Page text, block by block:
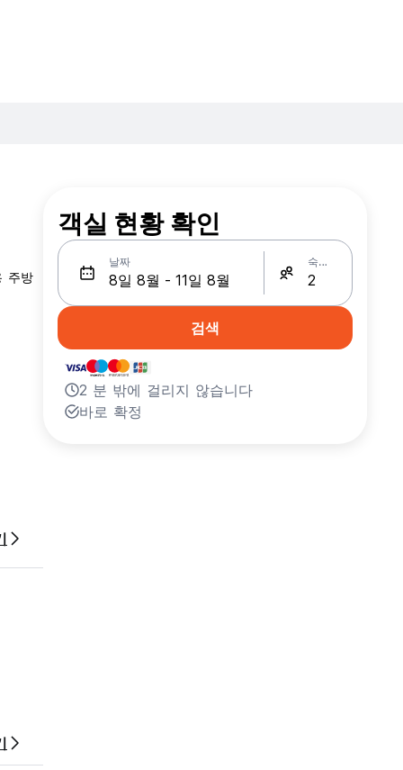
주방
객실 현황 확인
날짜 숙박인원
검색
2 분 밖에 걸리지 않습니다
바로 확정